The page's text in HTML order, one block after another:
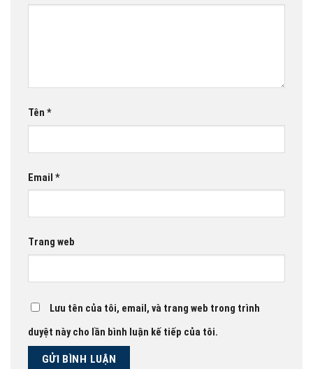
Tên *
Email *
Trang web
Lưu tên của tôi, email, và trang web trong trình
duyệt này cho lần bình luận kế tiếp của tôi.